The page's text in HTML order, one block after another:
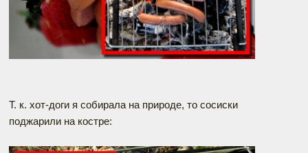
Т. к. хот-доги я собирала на природе, то сосиски
поджарили на костре: